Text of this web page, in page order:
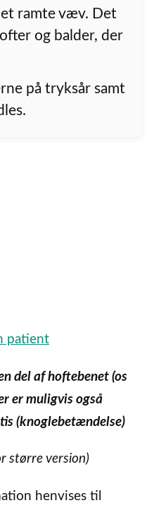
ramte væv. Det
og balder, der
på tryksår samt
del af hoftebenet (os
er muligvis også
(knoglebetændelse)
større version)
henvises til